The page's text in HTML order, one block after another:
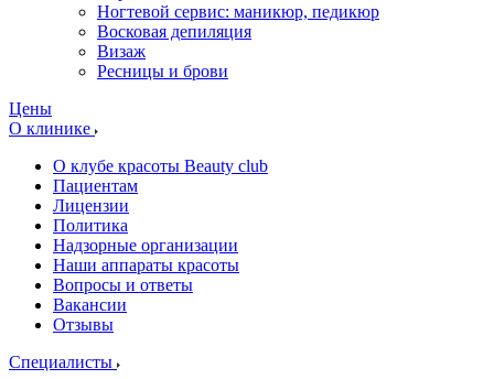
Ногтевой сервис: маникюр, педикюр
Восковая депиляция
Визаж
Ресницы и брови
Цены
О клинике
О клубе красоты Beauty club
Пациентам
Лицензии
Политика
Надзорные организации
Наши аппараты красоты
Вопросы и ответы
Вакансии
Отзывы
Специалисты